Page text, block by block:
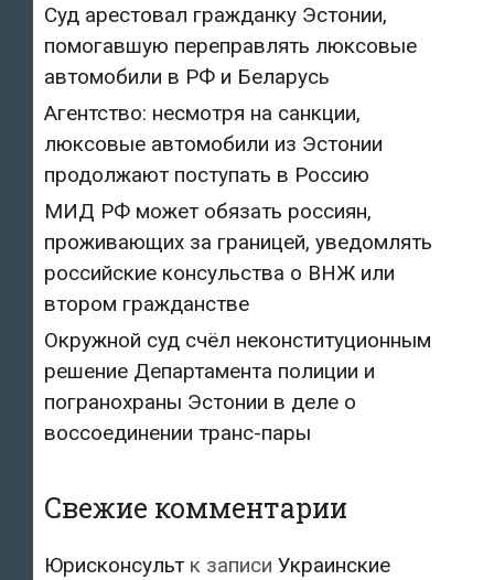
Суд арестовал гражданку Эстонии,
помогавшую переправлять люксовые
автомобили в РФ и Беларусь
Агентство: несмотря на санкции,
люксовые автомобили из Эстонии
продолжают поступать в Россию
МИД РФ может обязать россиян,
проживающих за границей, уведомлять
российские консульства о ВНЖ или
втором гражданстве
Окружной суд счёл неконституционным
решение Департамента полиции и
погранохраны Эстонии в деле о
воссоединении транс-пары
Свежие комментарии
Юрисконсульт к записи Украинские